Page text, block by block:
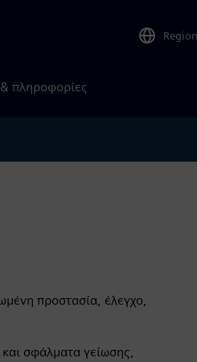
Region
πληροφορίες
προστασία, έλεγχο,
σφάλματα γείωσης,